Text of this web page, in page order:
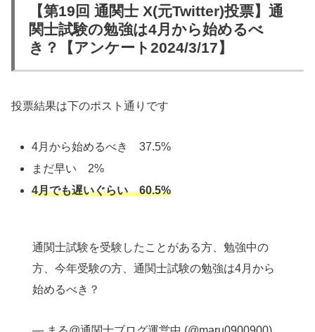
【第19回 通関士 X(元Twitter)投票】通
関士試験の勉強は4月から始めるべ
き？【アンケート2024/3/17】
投票結果は下のポスト通りです
4月から始めるべき 37.5%
まだ早い 2%
4月でも遅いぐらい 60.5%
通関士試験を受験したことがある方、勉強中の
方、今年受験の方、通関士試験の勉強は4月から
始めるべき？